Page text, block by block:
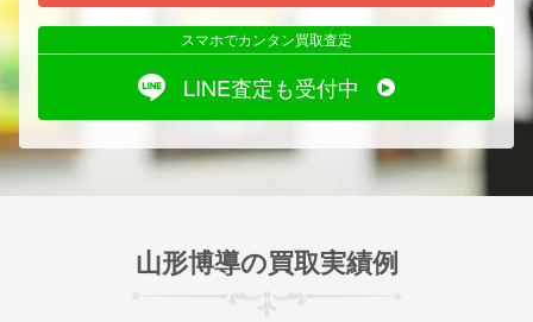
スマホでカンタン買取査定
LINE査定も受付中
山形博導の買取実績例